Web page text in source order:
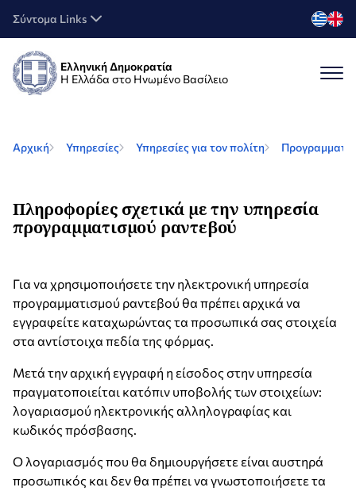
Σύντομα Links
Ελληνική Δημοκρατία
Η Ελλάδα στο Ηνωμένο Βασίλειο
Αρχική Υπηρεσίες Υπηρεσίες για τον πολίτη
Πληροφορίες σχετικά με την υπηρεσία
προγραμματισμού ραντεβού
Για να χρησιμοποιήσετε την ηλεκτρονική υπηρεσία
προγραμματισμού ραντεβού θα πρέπει αρχικά να
εγγραφείτε καταχωρώντας τα προσωπικά σας στοιχεία
στα αντίστοιχα πεδία της φόρμας.
Μετά την αρχική εγγραφή η είσοδος στην υπηρεσία
πραγματοποιείται κατόπιν υποβολής των στοιχείων:
λογαριασμού ηλεκτρονικής αλληλογραφίας και
κωδικός πρόσβασης.
Ο λογαριασμός που θα δημιουργήσετε είναι αυστηρά
προσωπικός και δεν θα πρέπει να γνωστοποιήσετε τα